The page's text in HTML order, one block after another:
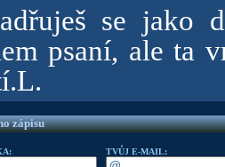
se jako
psaní, ale ta
zápisu
TVŮJ E-MAIL: